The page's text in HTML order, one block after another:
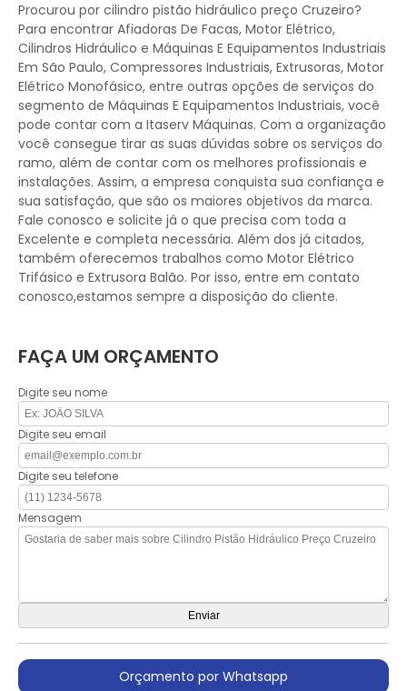
Procurou por cilindro pistão hidráulico preço Cruzeiro?
Para encontrar Afiadoras De Facas, Motor Elétrico,
Cilindros Hidráulico e Máquinas E Equipamentos Industriais
Em São Paulo, Compressores Industriais, Extrusoras, Motor
Elétrico Monofásico, entre outras opções de serviços do
segmento de Máquinas E Equipamentos Industriais, você
pode contar com a Itaserv Máquinas. Com a organização
você consegue tirar as suas dúvidas sobre os serviços do
ramo, além de contar com os melhores profissionais e
instalações. Assim, a empresa conquista sua confiança e
sua satisfação, que são os maiores objetivos da marca.
Fale conosco e solicite já o que precisa com toda a
Excelente e completa necessária. Além dos já citados,
também oferecemos trabalhos como Motor Elétrico
Trifásico e Extrusora Balão. Por isso, entre em contato
conosco,estamos sempre a disposição do cliente.
FAÇA UM ORÇAMENTO
Digite seu nome
Digite seu email
Digite seu telefone
Mensagem
Orçamento por Whatsapp